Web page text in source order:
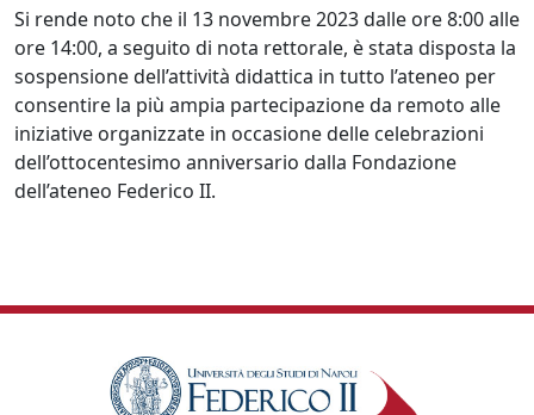
Si rende noto che il 13 novembre 2023 dalle ore 8:00 alle
ore 14:00, a seguito di nota rettorale, è stata disposta la
sospensione dell’attività didattica in tutto l’ateneo per
consentire la più ampia partecipazione da remoto alle
iniziative organizzate in occasione delle celebrazioni
dell’ottocentesimo anniversario dalla Fondazione
dell’ateneo Federico II.